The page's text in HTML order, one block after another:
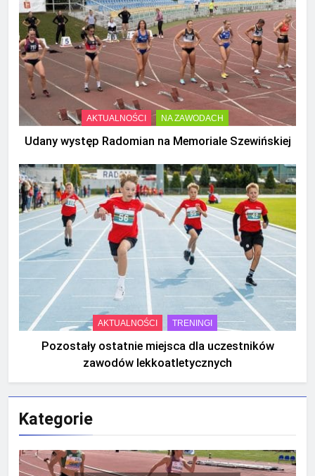
AKTUALNOŚCI NA ZAWODACH
Udany występ Radomian na Memoriale Szewińskiej
AKTUALNOŚCI TRENINGI
Pozostały ostatnie miejsca dla uczestników
zawodów lekkoatletycznych
Kategorie